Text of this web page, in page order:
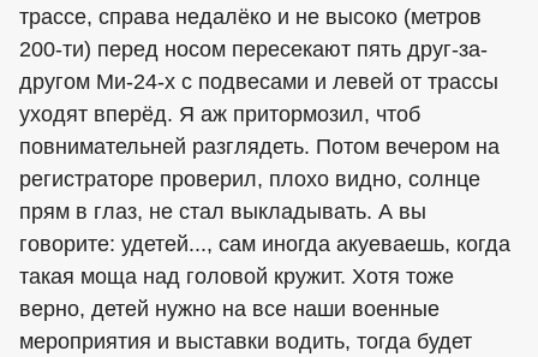
трассе, справа недалёко и не высоко (метров
200-ти) перед носом пересекают пять друг-за-
другом Ми-24-х с подвесами и левей от трассы
уходят вперёд. Я аж притормозил, чтоб
повнимательней разглядеть. Потом вечером на
регистраторе проверил, плохо видно, солнце
прям в глаз, не стал выкладывать. А вы
говорите: удетей..., сам иногда акуеваешь, когда
такая моща над головой кружит. Хотя тоже
верно, детей нужно на все наши военные
мероприятия и выставки водить, тогда будет